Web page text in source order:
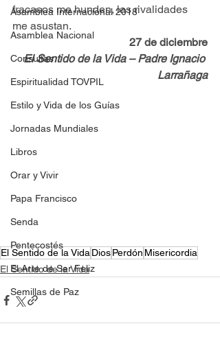
Asamblea Internacional 2018
Asamblea Nacional
Consultas
Espiritualidad TOVPIL
Estilo y Vida de los Guías
Jornadas Mundiales
Libros
Orar y Vivir
Papa Francisco
Senda
Pentecostés
El Arte de Ser Feliz
Semillas de Paz
fracasos me hunden, las rivalidades
me asustan.
27 de diciembre
El Sentido de la Vida – Padre Ignacio
Larrañaga
El Sentido de la VidaDiosPerdón Misericordia
El Sentido de la Vida